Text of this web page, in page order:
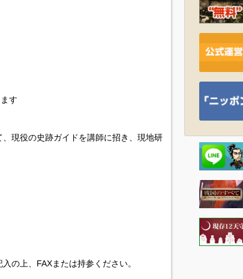
す
現役の史跡ガイドを講師に招き、現地研
の上、FAXまたは持参ください。